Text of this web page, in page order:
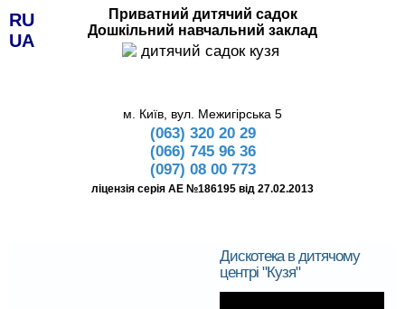
RU
UA
Приватний дитячий садок
Дошкільний навчальний заклад
м. Київ, вул. Межигірська 5
(063) 320 20 29
(066) 745 96 36
(097) 08 00 773
ліцензія серія АЕ №186195 від 27.02.2013
Дискотека в дитячому
центрі "Кузя"